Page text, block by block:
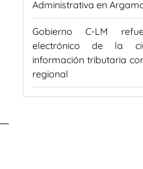
Administrativa en
Gobierno C-LM
electrónico de la
información tributaria
regional